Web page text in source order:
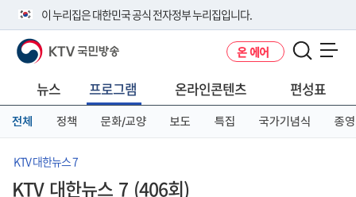
이 누리집은 대한민국 공식 전자정부 누리집입니다.
공식 누리집 주소 확인하기
니다.
이밖에 or.kr 또는 .kr등 다른 도메인 주소를 사용하고 있다면 아래 URL에
서 도메인 주소를 확인해 보세요
KTV 국민방송 온 에어
뉴스 프로그램 온라인콘텐츠 편성표
전체 정책 문화/교양 보도 특집 국가기념식 종영
KTV 대한뉴스 7
KTV 대한뉴스 7 (406회)